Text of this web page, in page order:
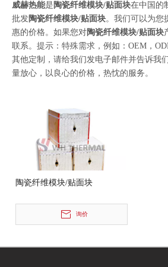
威赫热能是 陶瓷纤维模块/贴面块在中国的
批发陶瓷纤维模块/贴面块。我们可以为您
惠的价格。如果您对陶瓷纤维模块/贴面块
联系。提示：特殊需求，例如：OEM，
其他定制，请给我们发电子邮件并告诉我
量放心，以良心的价格，热忱的服务。
陶瓷纤维模块/贴面块
询价